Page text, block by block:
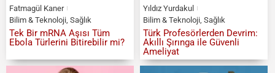
Fatmagül Kaner
Bilim & Teknoloji, Sağlık
Tek Bir mRNA Aşısı Tüm
Ebola Türlerini Bitirebilir mi?
Yıldız Yurdakul
Bilim & Teknoloji, Sağlık
Türk Profesörlerden Devrim:
Akıllı Şırınga ile Güvenli
Ameliyat